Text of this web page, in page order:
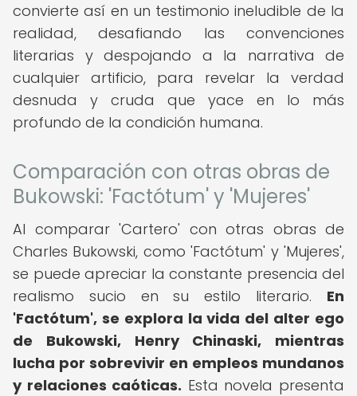
convierte así en un testimonio ineludible de la
realidad, desafiando las convenciones
literarias y despojando a la narrativa de
cualquier artificio, para revelar la verdad
desnuda y cruda que yace en lo más
profundo de la condición humana.
Comparación con otras obras de
Bukowski: 'Factótum' y 'Mujeres'
Al comparar 'Cartero' con otras obras de
Charles Bukowski, como 'Factótum' y 'Mujeres',
se puede apreciar la constante presencia del
realismo sucio en su estilo literario. En
'Factótum', se explora la vida del alter ego
de Bukowski, Henry Chinaski, mientras
lucha por sobrevivir en empleos mundanos
y relaciones caóticas. Esta novela presenta